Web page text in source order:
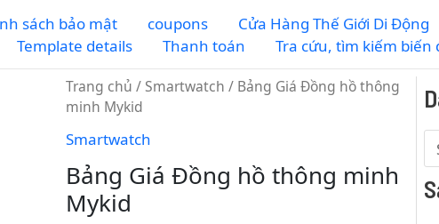
sách bảo mật coupons Cửa Hàng Thế Giới Di Động
Template details Thanh toán Tra cứu, tìm kiếm biến
Trang chủ /Smartwatch / Bảng Giá Đồng hồ thông
minh Mykid
Smartwatch
Bảng Giá Đồng hồ thông minh
Mykid